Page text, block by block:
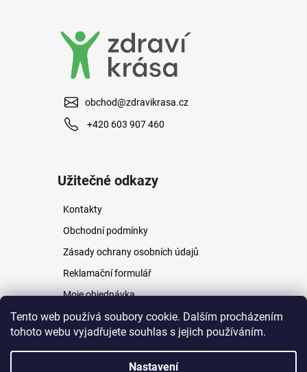
Tento web používá soubory cookie. Dalším procházením
tohoto webu vyjadřujete souhlas s jejich používáním.
Nastavení
obchod@zdravikrasa.cz
+420 603 907 460
Užitečné odkazy
Kontakty
Obchodní podmínky
Zásady ochrany osobních údajů
Reklamační formulář
Moje objednávka
Napište nám